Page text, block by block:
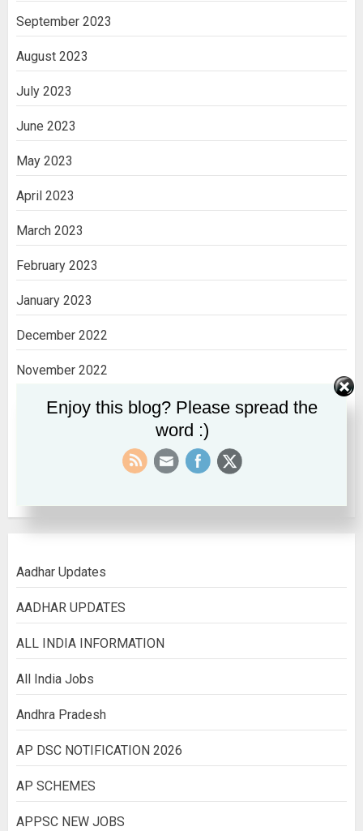
September 2023
August 2023
July 2023
June 2023
May 2023
April 2023
March 2023
February 2023
January 2023
December 2022
November 2022
October 2022
Aadhar Updates
AADHAR UPDATES
ALL INDIA INFORMATION
All India Jobs
Andhra Pradesh
AP DSC NOTIFICATION 2026
AP SCHEMES
APPSC NEW JOBS
Enjoy this blog? Please spread the
word :)